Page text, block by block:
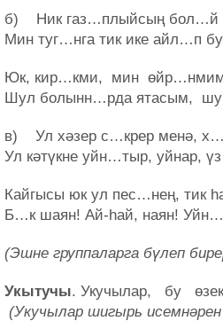
б) Ник газ…плыйсың бол…й
Мин туг…нга тик ике айл…п
Юк, кир…кми, мин
Шул болынн…рда ятасым,
в) Ул хәзер с…крер менә,
Ул кәтүкне уйн…тыр, уйнар,
Кайгысы юк ул пес…нең, тик
Б…к шаян! Ай-һай, наян!
(Эшне группаларга бүлеп
Укытучы. Укучылар, бу
(Укучылар шигырь